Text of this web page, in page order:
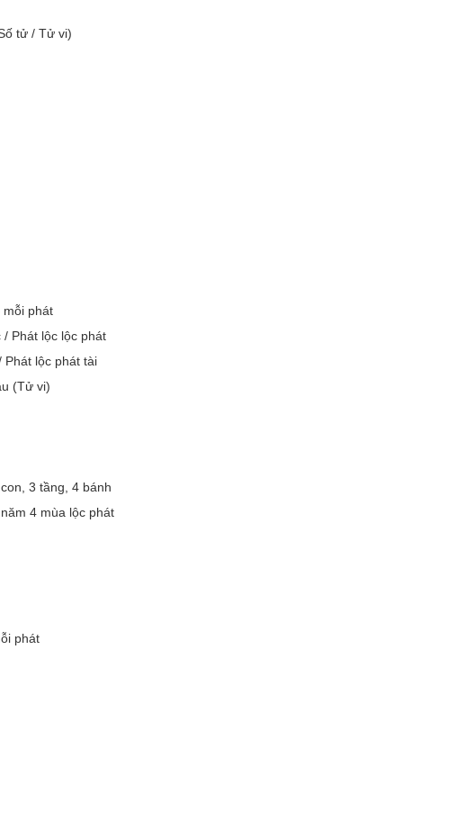
tử / Tử vi)
mỗi phát
Phát lộc lộc phát
Phát lộc phát tài
(Tử vi)
3 tầng, 4 bánh
4 mùa lộc phát
phát